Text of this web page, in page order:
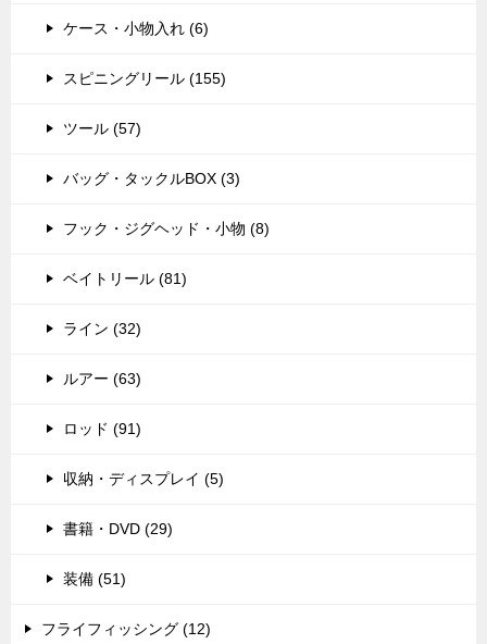
ケース・小物入れ (6)
スピニングリール (155)
ツール (57)
バッグ・タックルBOX (3)
フック・ジグヘッド・小物 (8)
ベイトリール (81)
ライン (32)
ルアー (63)
ロッド (91)
収納・ディスプレイ (5)
書籍・DVD (29)
装備 (51)
フライフィッシング (12)